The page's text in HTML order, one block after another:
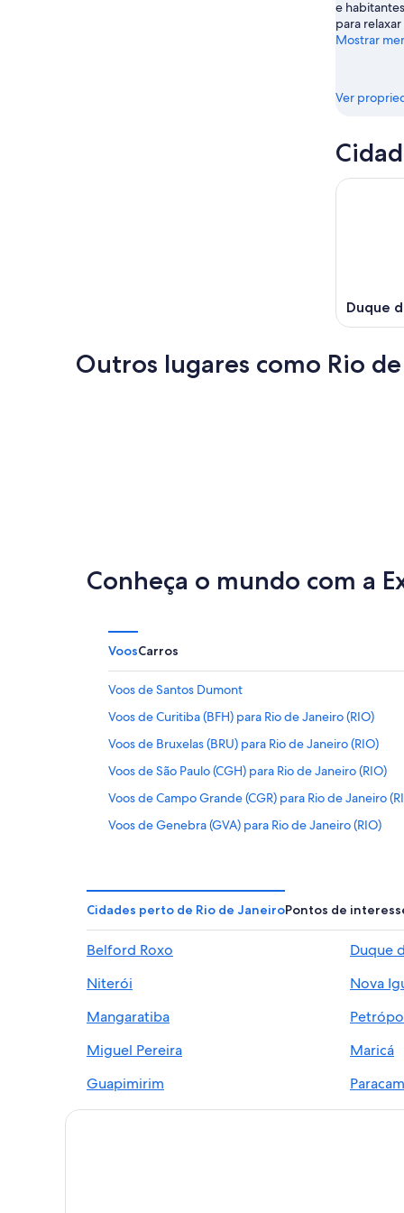
de
ago.
e
para
Mostrar
Ver
Duque
Outros lugares como Rio
Conheça o mundo com a
VoosCarros
Voos de Santos Dumont
Voos de Curitiba (BFH) para Rio de Janeiro (RIO)
Voos de Bruxelas (BRU) para Rio de Janeiro (RIO)
Voos de São Paulo (CGH) para Rio de Janeiro (RIO)
Voos de Campo Grande (CGR) para Rio de Janeiro
Voos de Genebra (GVA) para Rio de Janeiro (RIO)
Voos de Maceió (MCZ) para Rio de Janeiro (RIO)
Voos de Natal (NAT) para Rio de Janeiro (RIO)
Voos de Nova York (NYC) para Rio de Janeiro (RIO)
Voos de Porto Alegre (POA) para Rio de Janeiro (RIO)
Voos de São Paulo (SAO) para Rio de Janeiro (RIO)
Voos de São Luis (SLZ) para Rio de Janeiro (RIO)
Voos de Vitória (VIX) para Rio de Janeiro (RIO)
Cidades perto de Rio de JaneiroPontos de
Belford Roxo Duque
Niterói
Nova
Mangaratiba
Miguel Pereira
Maricá
Guapimirim